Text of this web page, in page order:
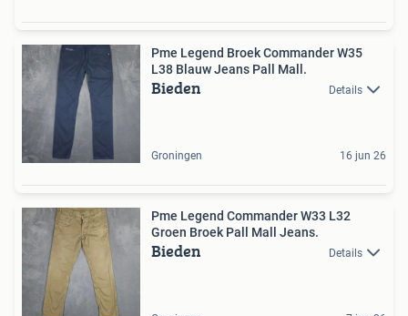
Pme Legend Broek Commander W35
L38 Blauw Jeans Pall Mall.
Bieden Details
Groningen 16 jun 26
Pme Legend Commander W33 L32
Groen Broek Pall Mall Jeans.
Bieden Details